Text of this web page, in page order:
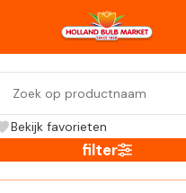
Bekijk favorieten
filter